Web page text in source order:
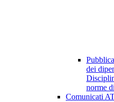
dei
norme
Comunicati